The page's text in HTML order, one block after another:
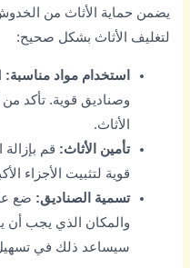
يضمن حماية الأثاث من
لتغليف الأثاث بشكل صحيح:
استخدام مواد مناسبة:
وصناديق قوية. تأكد
الأثاث.
تأمين الأثاث: قم بإزالة
قوية لتثبيت الأجزاء
تسمية الصناديق: ضع
والمكان الذي يجب أن
سيساعد ذلك في تسهيل